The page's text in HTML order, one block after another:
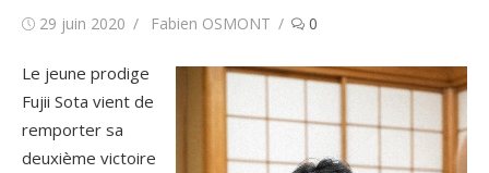
Publié29 juin 2020 Auteur/autrice
Fabien OSMONT 0
Le jeune prodige
Fujii Sota vient de
remporter sa
deuxième victoire